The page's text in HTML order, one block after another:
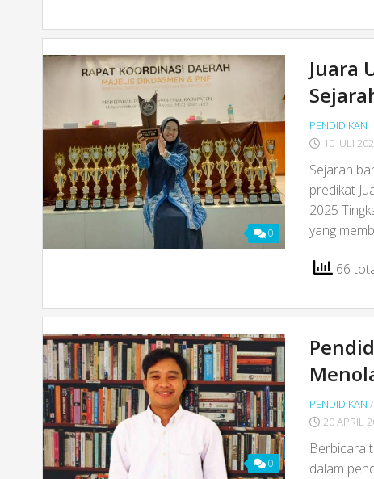
0
Juara
PENDIDIKAN
10 JULI
Sejarah
predikat
2025
yang
66
0
PENDIDIKAN /
20 APRIL
Berbicara
dalam